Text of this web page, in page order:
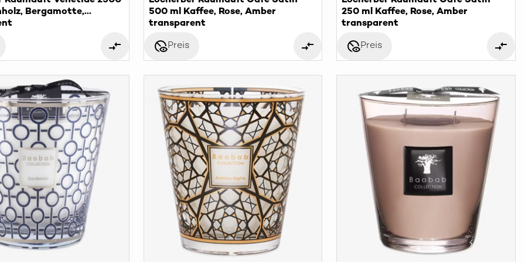
Bergamotte,
500 ml Kaffee, Rose, Amber
transparent
disabled_visiblePreis
250 ml Kaffee, Rose, Amber
transparent
disabled_visiblePreis